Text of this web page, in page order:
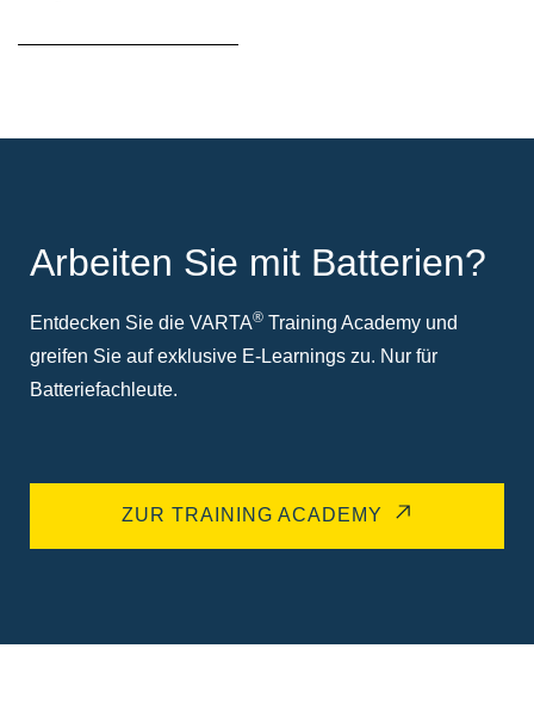
Arbeiten Sie mit Batterien?
Entdecken Sie die VARTA® Training Academy und
greifen Sie auf exklusive E-Learnings zu. Nur für
Batteriefachleute.
ZUR TRAINING ACADEMY